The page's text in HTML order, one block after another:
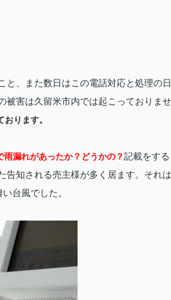
と、また数日はこの電話対応と処理の日
被害は久留米市内では起こっておりませ
ります。
雨漏れがあったか？どうかの？記載をする
告知される売主様が多く居ます。それは
台風でした。